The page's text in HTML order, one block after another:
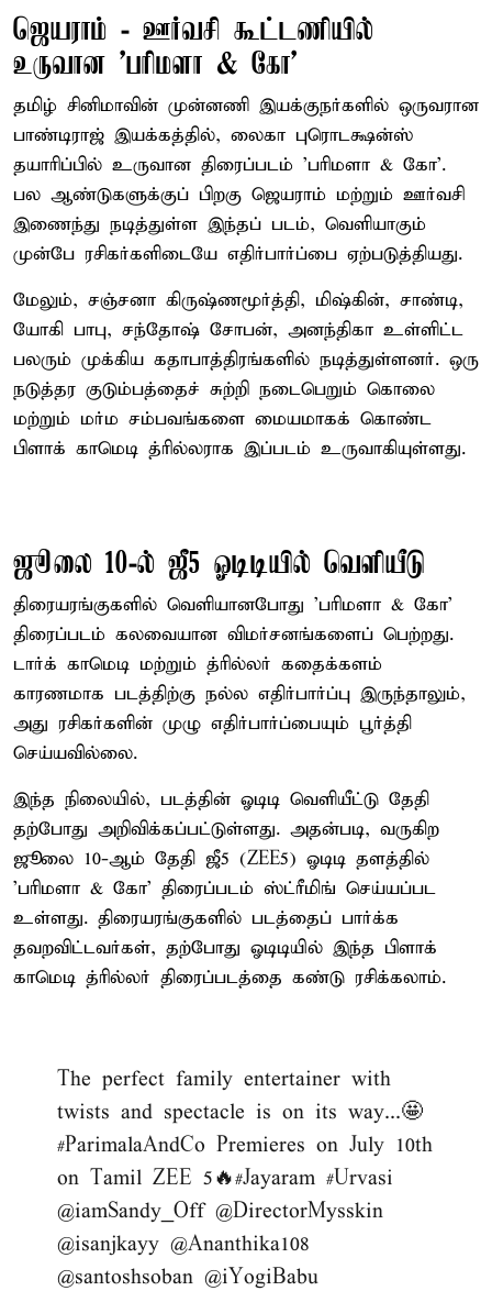
ஜெயராம் - ஊர்வசி கூட்டணியில்
உருவான 'பரிமளா & கோ'
தமிழ் சினிமாவின் முன்னணி இயக்குநர்களில் ஒருவரான
பாண்டிராஜ் இயக்கத்தில், லைகா புரொடக்ஷன்ஸ்
தயாரிப்பில் உருவான திரைப்படம் 'பரிமளா & கோ'.
பல ஆண்டுகளுக்குப் பிறகு ஜெயராம் மற்றும் ஊர்வசி
இணைந்து நடித்துள்ள இந்தப் படம், வெளியாகும்
முன்பே ரசிகர்களிடையே எதிர்பார்ப்பை ஏற்படுத்தியது.
மேலும், சஞ்சனா கிருஷ்ணமூர்த்தி, மிஷ்கின், சாண்டி,
யோகி பாபு, சந்தோஷ் சோபன், அனந்திகா உள்ளிட்ட
பலரும் முக்கிய கதாபாத்திரங்களில் நடித்துள்ளனர். ஒரு
நடுத்தர குடும்பத்தைச் சுற்றி நடைபெறும் கொலை
மற்றும் மர்ம சம்பவங்களை மையமாகக் கொண்ட
பிளாக் காமெடி த்ரில்லராக இப்படம் உருவாகியுள்ளது.
ஜூலை 10-ல் ஜீ5 ஓடிடியில் வெளியீடு
திரையரங்குகளில் வெளியானபோது 'பரிமளா & கோ'
திரைப்படம் கலவையான விமர்சனங்களைப் பெற்றது.
டார்க் காமெடி மற்றும் த்ரில்லர் கதைக்களம்
காரணமாக படத்திற்கு நல்ல எதிர்பார்ப்பு இருந்தாலும்,
அது ரசிகர்களின் முழு எதிர்பார்ப்பையும் பூர்த்தி
செய்யவில்லை.
இந்த நிலையில், படத்தின் ஓடிடி வெளியீட்டு தேதி
தற்போது அறிவிக்கப்பட்டுள்ளது. அதன்படி, வருகிற
ஜூலை 10-ஆம் தேதி ஜீ5 (ZEE5) ஓடிடி தளத்தில்
'பரிமளா & கோ' திரைப்படம் ஸ்ட்ரீமிங் செய்யப்பட
உள்ளது. திரையரங்குகளில் படத்தைப் பார்க்க
தவறவிட்டவர்கள், தற்போது ஓடிடியில் இந்த பிளாக்
காமெடி த்ரில்லர் திரைப்படத்தை கண்டு ரசிக்கலாம்.
The perfect family entertainer with
twists and spectacle is on its way...🤩
#ParimalaAndCo Premieres on July 10th
on Tamil ZEE 5🔥#Jayaram #Urvasi
@iamSandy_Off @DirectorMysskin
@isanjkayy @Ananthika108
@santoshsoban @iYogiBabu